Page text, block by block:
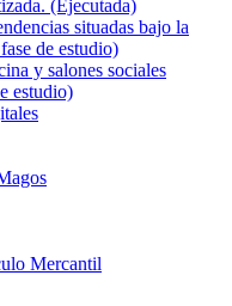
(Ejecutada)
situadas bajo la
de estudio)
y salones sociales
estudio)
Mercantil